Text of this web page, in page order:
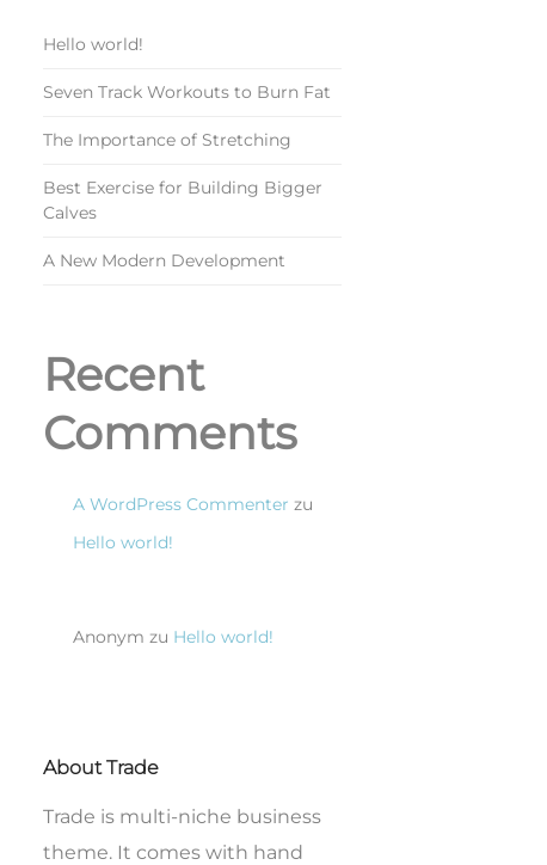
Hello world!
Seven Track Workouts to Burn Fat
The Importance of Stretching
Best Exercise for Building Bigger
Calves
A New Modern Development
Recent
Comments
A WordPress Commenter zu
Hello world!
Anonym zu Hello world!
About Trade
Trade is multi-niche business
theme. It comes with hand